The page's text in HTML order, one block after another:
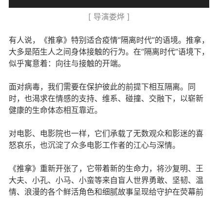
[ 导演娄烨 ]
有人说，《推拿》特别适合疫情“隔离时代”的语境。推拿，
大多是陌生人之间身体接触的行为。在“隔离时代”语境下，
似乎寓意着：向往与接触的开端。
面对病毒，我们需要在保护彼此的前提下相互隔离。同
时，也渴求在情感的支持、维系、碰撞、交融下，以崭新
健康的生命体态相互靠近。
对电影、电影院也一样，它们承载了无数观众和影迷的喜
怒哀乐，也沉淀了众多电影工作者的江心与深情。
《推拿》重新开张了，它带着新的生命力，将沙复明、王
大夫、小孔、小马、小蛮等来自盲人世界勇敢、坚韧、温
情、浪漫的各个鲜活角色和细腻故事呈现给守护在荧幕前